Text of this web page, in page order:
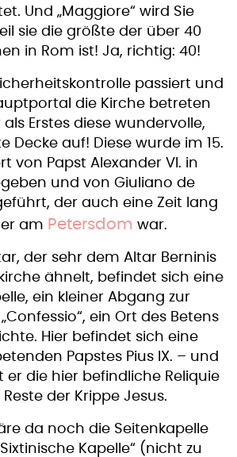
Und „Maggiore“ wird Sie
sie die größte der über 40
in Rom ist! Ja, richtig: 40!
passiert und
die Kirche betreten
Erstes diese wundervolle,
Decke auf! Diese wurde im 15.
von Papst Alexander VI. in
und von Giuliano de
der auch eine Zeit lang
am Petersdom war.
der sehr dem Altar Berninis
ähnelt, befindet sich eine
ein kleiner Abgang zur
ein Ort des Betens
Hier befindet sich eine
Papstes Pius IX. – und
er die hier befindliche Reliquie
der Krippe Jesus.
da noch die Seitenkapelle
Kapelle“ (nicht zu